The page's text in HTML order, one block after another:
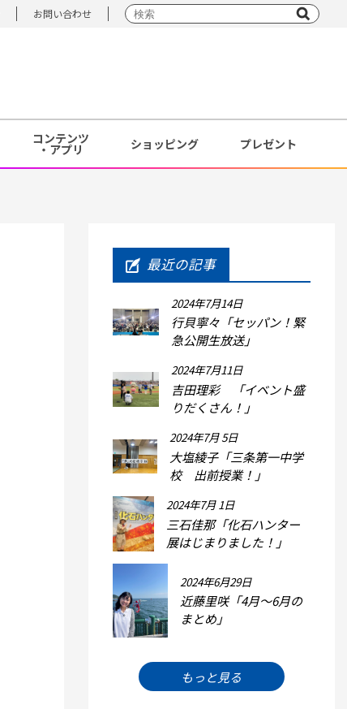
お問い合わせ
コンテンツ
・アプリ ショッピング プレゼント
最近の記事
2024年7月14日
行貝寧々「セッパン！緊
急公開生放送」
2024年7月11日
吉田理彩 「イベント盛
りだくさん！」
2024年7月 5日
大塩綾子「三条第一中学
校 出前授業！」
2024年7月 1日
三石佳那「化石ハンター
展はじまりました！」
2024年6月29日
近藤里咲「4月～6月の
まとめ」
もっと見る